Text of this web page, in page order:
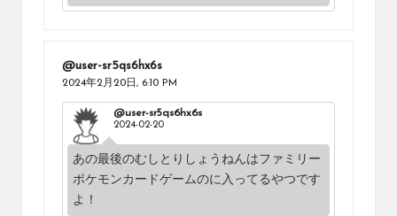
@user-sr5qs6hx6s
2024年2月20日, 6:10 PM
@user-sr5qs6hx6s
2024-02-20
あの最後のむしとりしょうねんはファミリー
ポケモンカードゲームのに入ってるやつです
よ！